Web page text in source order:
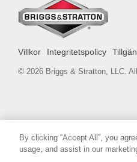
Villkor Integritetspolicy
© 2026 Briggs & Stratton, LLC.
By clicking “Accept All”, you
usage, and assist in our